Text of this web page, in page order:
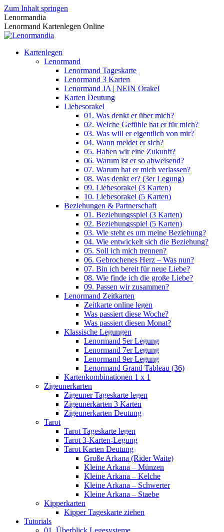
Zum Inhalt springen
Lenormandia
Lenormand Kartenlegen Online
Kartenlegen
Lenormand
Lenormand Tageskarte
Lenormand 3 Karten
Lenormand JA | NEIN Orakel
Karten Deutung
Liebesorakel
01. Was denkt er über mich?
02. Welche Gefühle hat er für mich?
03. Was will er eigentlich von mir?
04. Wann meldet er sich?
05. Haben wir eine Zukunft?
06. Warum ist er so abweisend?
07. Warum hat er mich verlassen?
08. Was denkt er? (3er Legung)
09. Liebesorakel (3 Karten)
10. Liebesorakel (5 Karten)
Beziehungen & Partnerschaft
01. Beziehungsspiel (3 Karten)
02. Beziehungsspiel (5 Karten)
03. Wie steht es um meine Beziehung?
04. Wie entwickelt sich die Beziehung?
05. Soll ich mich trennen?
06. Gebrochenes Herz – Was nun?
07. Bin ich bereit für neue Liebe?
08. Wie finde ich die große Liebe?
09. Passen wir zusammen?
Lenormand Zeitkarten
Zeitkarte online legen
Was passiert diese Woche?
Was passiert diesen Monat?
Klassische Legungen
Lenormand 5er Legung
Lenormand 7er Legung
Lenormand 9er Legung
Lenormand Grand Tableau (36)
Kartenkombinationen 1 x 1
Zigeunerkarten
Zigeuner Tageskarte legen
Zigeunerkarten 3 Karten
Zigeunerkarten Deutung
Tarot
Tarot Tageskarte legen
Tarot 3-Karten-Legung
Tarot Karten Deutung
Große Arkana (Rider Waite)
Kleine Arkana – Münzen
Kleine Arkana – Kelche
Kleine Arkana – Schwerter
Kleine Arkana – Staebe
Kipperkarten
Kipper Tageskarte ziehen
Tutorials
01. Überblick Legesysteme